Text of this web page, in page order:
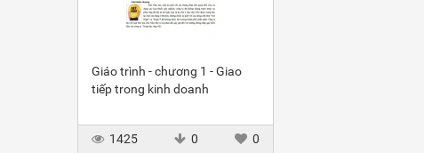
Giáo trình - chương 1 - Giao
tiếp trong kinh doanh
1425 0 0